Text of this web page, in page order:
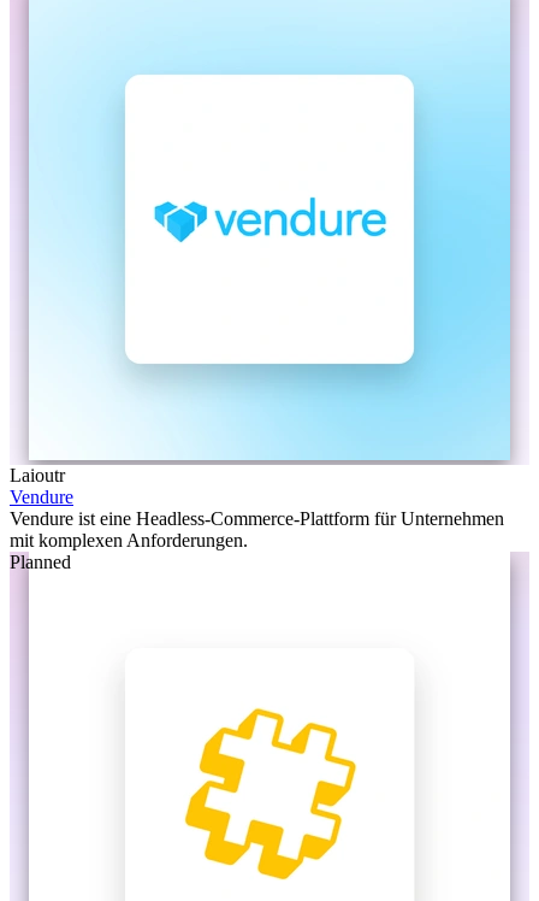
Laioutr
Vendure
Vendure ist eine Headless-Commerce-Plattform für Unternehmen
mit komplexen Anforderungen.
Planned